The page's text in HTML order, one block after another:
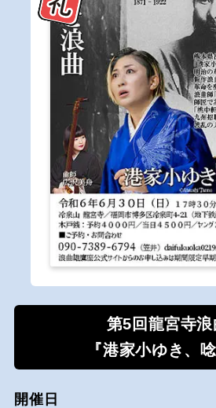
第5回龍宮寺
『港家小ゆき、
開催日